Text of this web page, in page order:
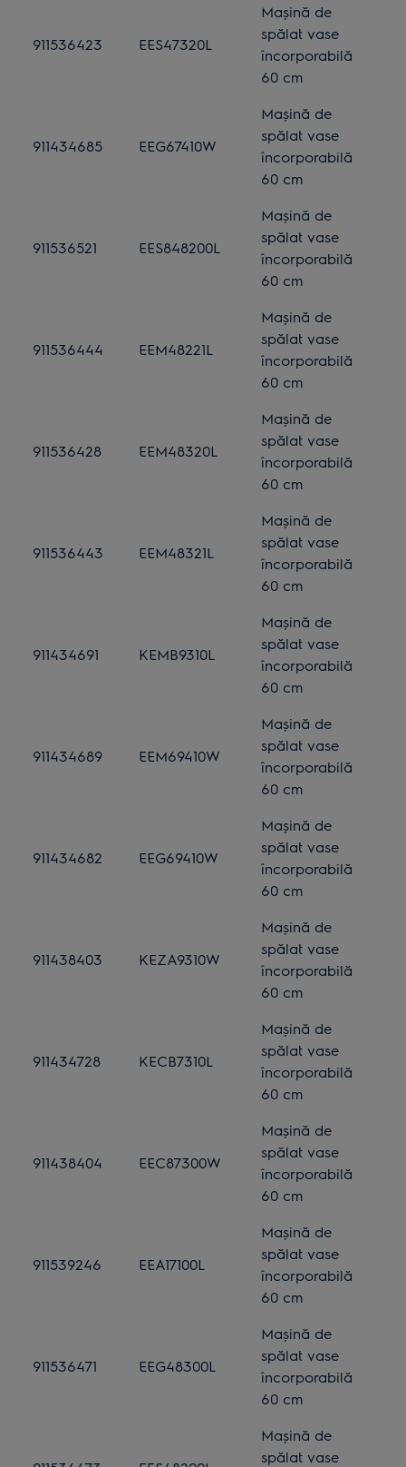
911536423 EES47320L
Mașină de
spălat vase
încorporabilă
60 cm
911434685 EEG67410W
Mașină de
spălat vase
încorporabilă
60 cm
911536521 EES848200L
Mașină de
spălat vase
încorporabilă
60 cm
911536444 EEM48221L
Mașină de
spălat vase
încorporabilă
60 cm
911536428 EEM48320L
Mașină de
spălat vase
încorporabilă
60 cm
911536443 EEM48321L
Mașină de
spălat vase
încorporabilă
60 cm
911434691 KEMB9310L
Mașină de
spălat vase
încorporabilă
60 cm
911434689 EEM69410W
Mașină de
spălat vase
încorporabilă
60 cm
911434682 EEG69410W
Mașină de
spălat vase
încorporabilă
60 cm
911438403 KEZA9310W
Mașină de
spălat vase
încorporabilă
60 cm
911434728 KECB7310L
Mașină de
spălat vase
încorporabilă
60 cm
911438404 EEC87300W
Mașină de
spălat vase
încorporabilă
60 cm
911539246 EEA17100L
Mașină de
spălat vase
încorporabilă
60 cm
911536471 EEG48300L
Mașină de
spălat vase
încorporabilă
60 cm
Mașină de
spălat vase